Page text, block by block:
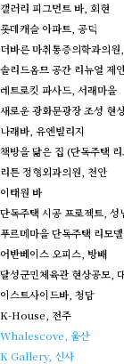
갤러리 피그먼트 바, 회현
롯데캐슬 아파트, 공덕
더바른 마취통증의학과의원
솔리드옴므 공간 리뉴얼 제
레트로킷 파사드, 서래마을
새로운 광화문광장 조성 현
나래바, 유엔빌리지
책방을 닮은 집 (단독주택
리튼 정형외과의원, 천안
이태원 바
단독주택 시공 프로젝트, 성
푸르메마을 단독주택 리모
어반베이스 오피스, 방배
달성군민체육관 현상공모,
이스트사이드바, 청담
K-House, 전주
Whalescove, 울산
K Gallery, 신사